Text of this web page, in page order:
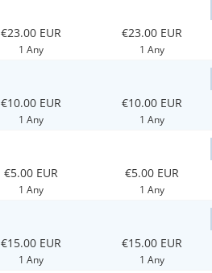
€23.00 EUR
1 Any
€23.00 EUR
1 Any
€10.00 EUR
1 Any
€10.00 EUR
1 Any
€5.00 EUR
1 Any
€5.00 EUR
1 Any
€15.00 EUR
1 Any
€15.00 EUR
1 Any